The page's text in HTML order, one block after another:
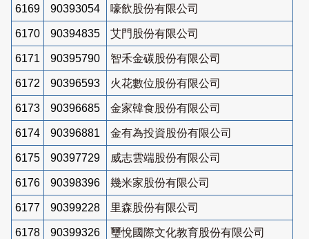
6169 90393054 嚎飲股份有限公司
6170 90394835 艾門股份有限公司
6171 90395790 智禾金碳股份有限公司
6172 90396593 火花數位股份有限公司
6173 90396685 金家韓食股份有限公司
6174 90396881 金有為投資股份有限公司
6175 90397729 威志雲端股份有限公司
6176 90398396 幾米家股份有限公司
6177 90399228 里森股份有限公司
6178 90399326 璽悅國際文化教育股份有限公司